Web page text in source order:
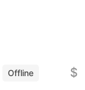
Offline
$